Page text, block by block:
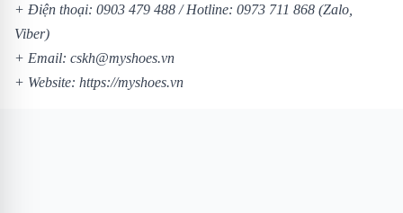
+ Điện thoại: 0903 479 488 /Hotline: 0973 711 868 (Zalo,
Viber)
+ Email: cskh@myshoes.vn
+ Website: https://myshoes.vn